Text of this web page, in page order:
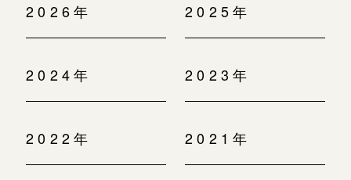
2026年 2025年
2024年 2023年
2022年 2021年